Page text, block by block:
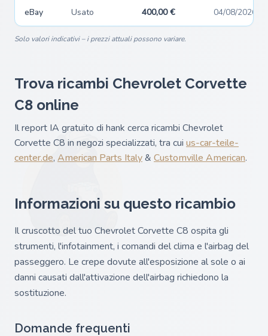
eBay Usato 400,00 € 04/08/2026
Solo valori indicativi – i prezzi attuali possono variare.
Trova ricambi Chevrolet Corvette
C8 online
Il report IA gratuito di hank cerca ricambi Chevrolet
Corvette C8 in negozi specializzati, tra cui us-car-teile-
center.de, American Parts Italy& Customville American.
Informazioni su questo ricambio
Il cruscotto del tuo Chevrolet Corvette C8 ospita gli
strumenti, l'infotainment, i comandi del clima e l'airbag del
passeggero. Le crepe dovute all'esposizione al sole o ai
danni causati dall'attivazione dell'airbag richiedono la
sostituzione.
Domande frequenti